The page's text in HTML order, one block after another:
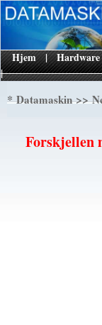
|
Hjem | Hardware
*Datamaskin>>
Forskjellen